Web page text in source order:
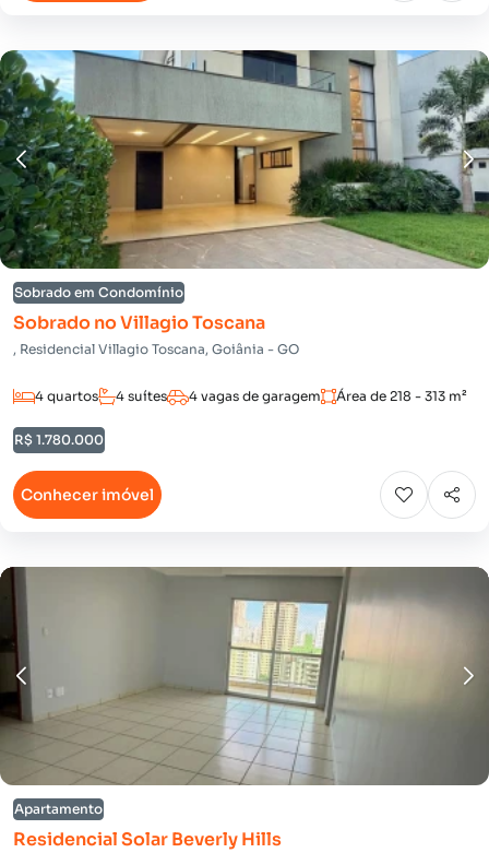
Sobrado em Condomínio
Sobrado no Villagio Toscana
, Residencial Villagio Toscana, Goiânia - GO
4 quartos 4 suítes 4 vagas de garagem Área de 218 - 313 m²
R$ 1.780.000
Conhecer imóvel
Apartamento
Residencial Solar Beverly Hills